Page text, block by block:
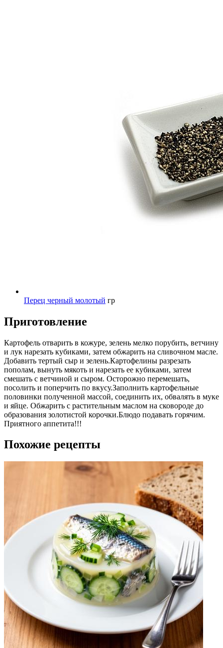
Перец черный молотый гр
Приготовление
Картофель отварить в кожуре, зелень мелко порубить, ветчину
и лук нарезать кубиками, затем обжарить на сливочном масле.
Добавить тертый сыр и зелень.Картофелины разрезать
пополам, вынуть мякоть и нарезать ее кубиками, затем
смешать с ветчиной и сыром. Осторожно перемешать,
посолить и поперчить по вкусу.Заполнить картофельные
половинки полученной массой, соединить их, обвалять в муке
и яйце. Обжарить с растительным маслом на сковороде до
образования золотистой корочки.Блюдо подавать горячим.
Приятного аппетита!!!
Похожие рецепты